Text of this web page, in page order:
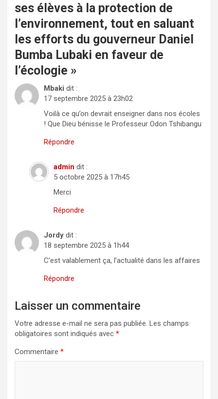
ses élèves à la protection de
l’environnement, tout en saluant
les efforts du gouverneur Daniel
Bumba Lubaki en faveur de
l’écologie »
Mbaki dit :
17 septembre 2025 à 23h02
Voilà ce qu’on devrait enseigner dans nos écoles
! Que Dieu bénisse le Professeur Odon Tshibangu
Répondre
admin dit :
5 octobre 2025 à 17h45
Merci
Répondre
Jordy dit :
18 septembre 2025 à 1h44
C’est valablement ça, l’actualité dans les affaires
Répondre
Laisser un commentaire
Votre adresse e-mail ne sera pas publiée. Les champs
obligatoires sont indiqués avec *
Commentaire *